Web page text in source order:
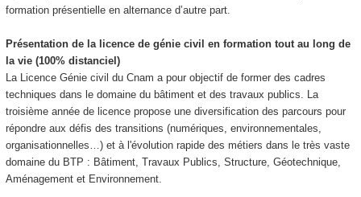
formation présentielle en alternanced’autre part.
Présentation de la licence de génie civil en formation tout au long de
la vie (100% distanciel)
La Licence Génie civil du Cnam a pour objectif de former des cadres
techniques dans le domaine du bâtiment et des travaux publics. La
troisième année de licence propose une diversification des parcours pour
répondre aux défis des transitions (numériques, environnementales,
organisationnelles…) et à l'évolution rapide des métiers dans le très vaste
domaine du BTP : Bâtiment, Travaux Publics, Structure, Géotechnique,
Aménagement et Environnement.